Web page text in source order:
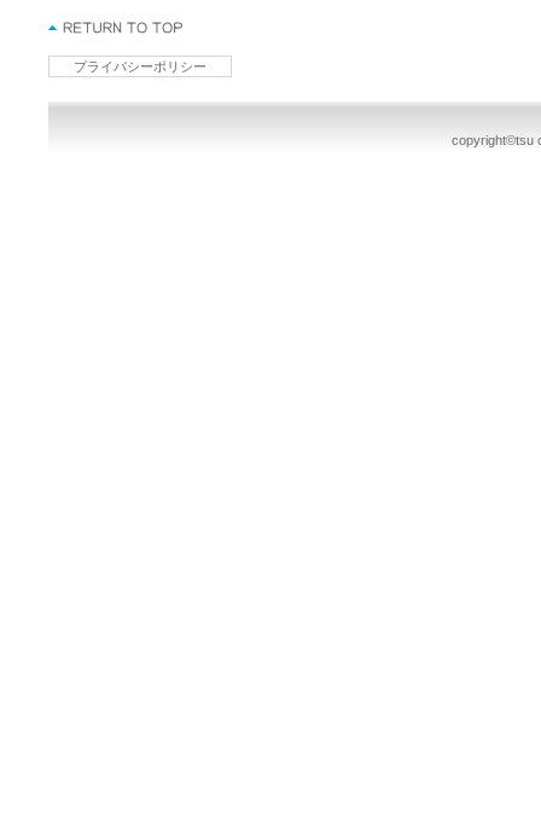
copyright©tsu
プライバシーポリシー